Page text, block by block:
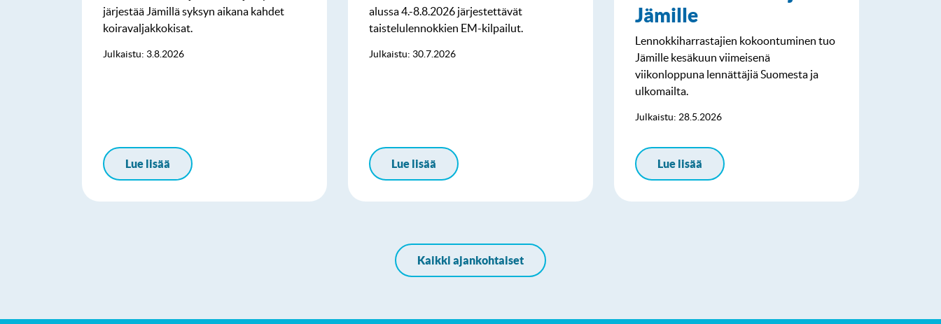
järjestää Jämillä syksyn aikana kahdet
koiravaljakkokisat.
Julkaistu: 3.8.2026
Lue lisää
alussa 4.-8.8.2026 järjestettävät
taistelulennokkien EM-kilpailut.
Julkaistu: 30.7.2026
Lue lisää
Jämille
Lennokkiharrastajien kokoontuminen tuo
Jämille kesäkuun viimeisenä
viikonloppuna lennättäjiä Suomesta ja
ulkomailta.
Julkaistu: 28.5.2026
Lue lisää
Kaikki ajankohtaiset